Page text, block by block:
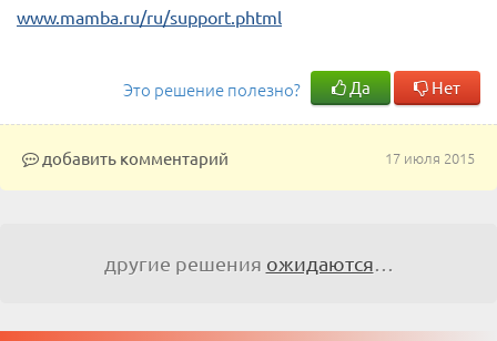
www.mamba.ru/ru/support.phtml
Это решение полезно? Да Нет
17 июля 2015
добавить комментарий
другие решения ожидаются